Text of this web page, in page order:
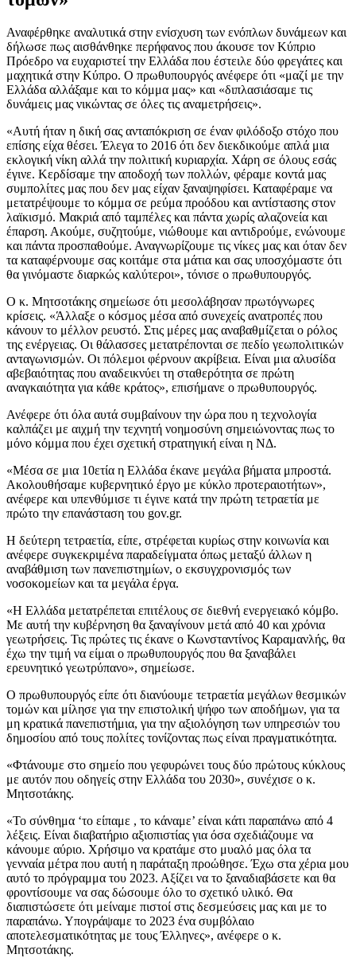
Αναφέρθηκε αναλυτικά στην ενίσχυση των ενόπλων δυνάμεων και
δήλωσε πως αισθάνθηκε περήφανος που άκουσε τον Κύπριο
Πρόεδρο να ευχαριστεί την Ελλάδα που έστειλε δύο φρεγάτες και
μαχητικά στην Κύπρο. Ο πρωθυπουργός ανέφερε ότι «μαζί με την
Ελλάδα αλλάξαμε και το κόμμα μας» και «διπλασιάσαμε τις
δυνάμεις μας νικώντας σε όλες τις αναμετρήσεις».
«Αυτή ήταν η δική σας ανταπόκριση σε έναν φιλόδοξο στόχο που
επίσης είχα θέσει. Έλεγα το 2016 ότι δεν διεκδικούμε απλά μια
εκλογική νίκη αλλά την πολιτική κυριαρχία. Χάρη σε όλους εσάς
έγινε. Κερδίσαμε την αποδοχή των πολλών, φέραμε κοντά μας
συμπολίτες μας που δεν μας είχαν ξαναψηφίσει. Καταφέραμε να
μετατρέψουμε το κόμμα σε ρεύμα προόδου και αντίστασης στον
λαϊκισμό. Μακριά από ταμπέλες και πάντα χωρίς αλαζονεία και
έπαρση. Ακούμε, συζητούμε, νιώθουμε και αντιδρούμε, ενώνουμε
και πάντα προσπαθούμε. Αναγνωρίζουμε τις νίκες μας και όταν δεν
τα καταφέρνουμε σας κοιτάμε στα μάτια και σας υποσχόμαστε ότι
θα γινόμαστε διαρκώς καλύτεροι», τόνισε ο πρωθυπουργός.
Ο κ. Μητσοτάκης σημείωσε ότι μεσολάβησαν πρωτόγνωρες
κρίσεις. «Άλλαξε ο κόσμος μέσα από συνεχείς ανατροπές που
κάνουν το μέλλον ρευστό. Στις μέρες μας αναβαθμίζεται ο ρόλος
της ενέργειας. Οι θάλασσες μετατρέπονται σε πεδίο γεωπολιτικών
ανταγωνισμών. Οι πόλεμοι φέρνουν ακρίβεια. Είναι μια αλυσίδα
αβεβαιότητας που αναδεικνύει τη σταθερότητα σε πρώτη
αναγκαιότητα για κάθε κράτος», επισήμανε ο πρωθυπουργός.
Ανέφερε ότι όλα αυτά συμβαίνουν την ώρα που η τεχνολογία
καλπάζει με αιχμή την τεχνητή νοημοσύνη σημειώνοντας πως το
μόνο κόμμα που έχει σχετική στρατηγική είναι η ΝΔ.
«Μέσα σε μια 10ετία η Ελλάδα έκανε μεγάλα βήματα μπροστά.
Ακολουθήσαμε κυβερνητικό έργο με κύκλο προτεραιοτήτων»,
ανέφερε και υπενθύμισε τι έγινε κατά την πρώτη τετραετία με
πρώτο την επανάσταση του gov.gr.
Η δεύτερη τετραετία, είπε, στρέφεται κυρίως στην κοινωνία και
ανέφερε συγκεκριμένα παραδείγματα όπως μεταξύ άλλων η
αναβάθμιση των πανεπιστημίων, ο εκσυγχρονισμός των
νοσοκομείων και τα μεγάλα έργα.
«Η Ελλάδα μετατρέπεται επιτέλους σε διεθνή ενεργειακό κόμβο.
Με αυτή την κυβέρνηση θα ξαναγίνουν μετά από 40 και χρόνια
γεωτρήσεις. Τις πρώτες τις έκανε ο Κωνσταντίνος Καραμανλής, θα
έχω την τιμή να είμαι ο πρωθυπουργός που θα ξαναβάλει
ερευνητικό γεωτρύπανο», σημείωσε.
Ο πρωθυπουργός είπε ότι διανύουμε τετραετία μεγάλων θεσμικών
τομών και μίλησε για την επιστολική ψήφο των αποδήμων, για τα
μη κρατικά πανεπιστήμια, για την αξιολόγηση των υπηρεσιών του
δημοσίου από τους πολίτες τονίζοντας πως είναι πραγματικότητα.
«Φτάνουμε στο σημείο που γεφυρώνει τους δύο πρώτους κύκλους
με αυτόν που οδηγείς στην Ελλάδα του 2030», συνέχισε ο κ.
Μητσοτάκης.
«Το σύνθημα ‘το είπαμε , το κάναμε’ είναι κάτι παραπάνω από 4
λέξεις. Είναι διαβατήριο αξιοπιστίας για όσα σχεδιάζουμε να
κάνουμε αύριο. Χρήσιμο να κρατάμε στο μυαλό μας όλα τα
γενναία μέτρα που αυτή η παράταξη προώθησε. Έχω στα χέρια μου
αυτό το πρόγραμμα του 2023. Αξίζει να το ξαναδιαβάσετε και θα
φροντίσουμε να σας δώσουμε όλο το σχετικό υλικό. Θα
διαπιστώσετε ότι μείναμε πιστοί στις δεσμεύσεις μας και με το
παραπάνω. Υπογράψαμε το 2023 ένα συμβόλαιο
αποτελεσματικότητας με τους Έλληνες», ανέφερε ο κ.
Μητσοτάκης.